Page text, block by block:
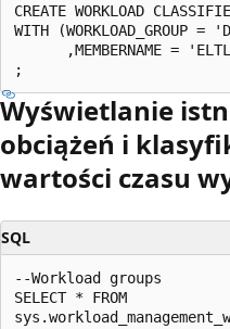
CREATE WORKLOAD
WITH (WORKLOAD_GROUP =
,MEMBERNAME =
Wyświetlanie
obciążeń i
wartości czasu
SQL
--Workload groups
SELECT * FROM